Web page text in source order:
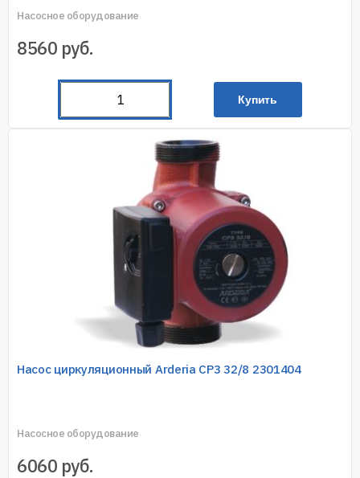
Насосное оборудование
8560 руб.
Купить
Насос циркуляционный Arderia CP3 32/8 2301404
Насосное оборудование
6060 руб.